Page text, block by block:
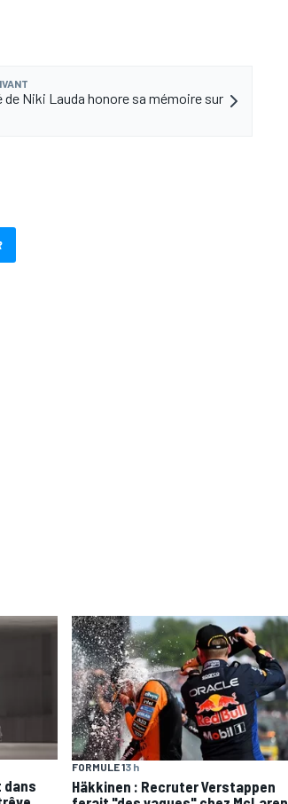
de Niki Lauda honore sa mémoire sur
dans
FORMULE 13 h
Häkkinen : Recruter Verstappen